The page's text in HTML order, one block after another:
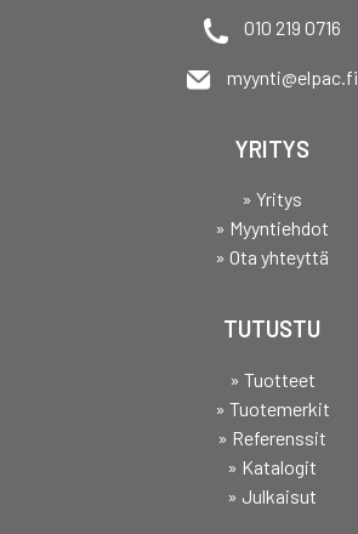
010 219 0716
myynti@elpac.fi
YRITYS
» Yritys
» Myyntiehdot
» Ota yhteyttä
TUTUSTU
» Tuotteet
» Tuotemerkit
» Referenssit
» Katalogit
» Julkaisut